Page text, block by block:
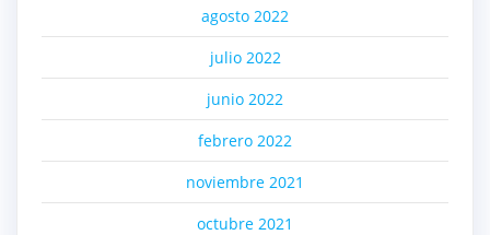
agosto 2022
julio 2022
junio 2022
febrero 2022
noviembre 2021
octubre 2021